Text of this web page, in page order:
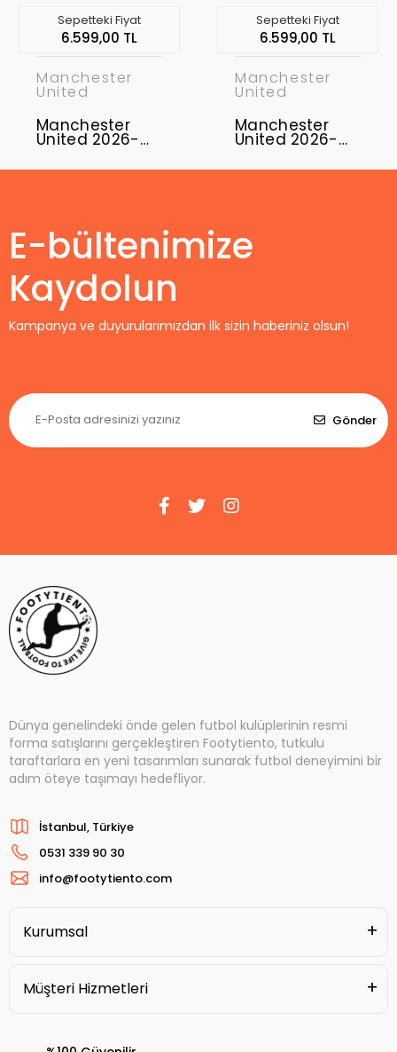
Sepetteki Fiyat
6.599,00 TL
Manchester
United
Manchester
United 2026-
Takımı MUFC-01
Sepetteki Fiyat
6.599,00 TL
Manchester
United
Manchester
United 2026-
Takımı MUFC-
E-bültenimize
Kaydolun
Kampanya ve duyurularımızdan ilk sizin haberiniz olsun!
Gönder
Dünya genelindeki önde gelen futbol kulüplerinin resmi
forma satışlarını gerçekleştiren Footytiento, tutkulu
taraftarlara en yeni tasarımları sunarak futbol deneyimini bir
adım öteye taşımayı hedefliyor.
İstanbul, Türkiye
0531 339 90 30
info@footytiento.com
Kurumsal
Müşteri Hizmetleri